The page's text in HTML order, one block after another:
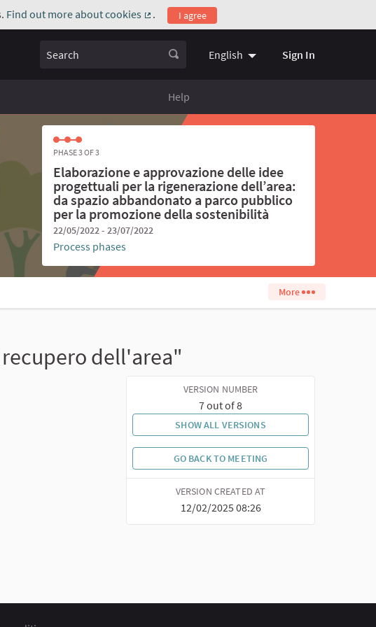
Find out more about cookies
(External link)
. I agree
Search English Choose language
Sign In
Help
PHASE 3 OF 3
Elaborazione e approvazione delle idee
progettuali per la rigenerazione dell’area:
da spazio abbandonato a parco pubblico
per la promozione della sostenibilità
22/05/2022 - 23/07/2022
Process phases
More
dell'area"
VERSION NUMBER
7 out of 8
SHOW ALL VERSIONS
GO BACK TO MEETING
VERSION CREATED AT
12/02/2025 08:26